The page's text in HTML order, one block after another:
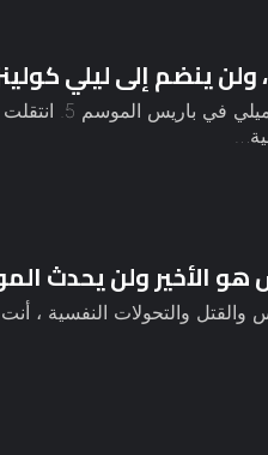
ينضم إلى ليلي
هو الأخير ولن يحدث
والتحولات النفسية ،